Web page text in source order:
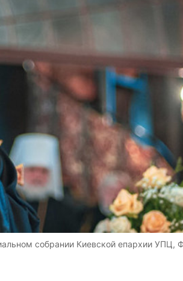
собрании Киевской епархии УПЦ,